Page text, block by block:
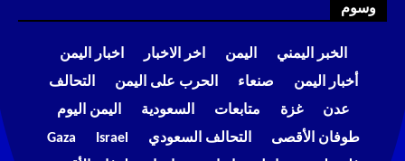
وسوم
الخبر اليمني اليمن اخر الاخبار
اخبار اليمن
أخبار اليمن
صنعاء الحرب على اليمن
التحالف
عدن
غزة متابعات السعودية
اليمن اليوم
طوفان الأقصى
التحالف السعودي Israel
Gaza